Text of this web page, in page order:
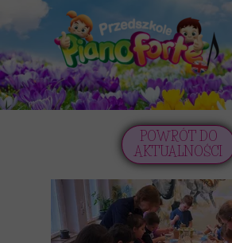
POWRÓT DO
AKTUALNOŚCI